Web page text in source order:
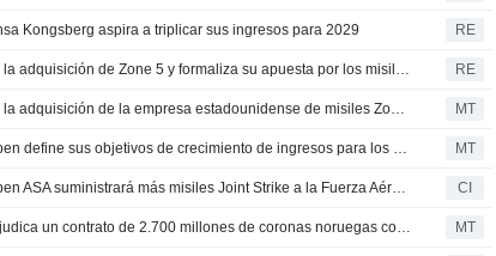
Kongsberg aspira a triplicar sus ingresos para 2029 RE
Kongsberg cierra la adquisición de Zone 5 y formaliza su apuesta por los misiles de bajo coste RE
Kongsberg cierra la adquisición de la empresa estadounidense de misiles Zone 5 Technologies MT
Kongsberg Gruppen define sus objetivos de crecimiento de ingresos para los ejercicios 2029 y 2033 MT
Kongsberg Gruppen ASA suministrará más misiles Joint Strike a la Fuerza Aérea de EE. UU. CI
Kongsberg se adjudica un contrato de 2.700 millones de coronas noruegas con la Fuerza Aérea de EE. UU. para el suministro de misiles MT